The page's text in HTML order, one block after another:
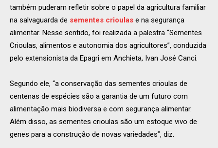
também puderam refletir sobre o papel da agricultura familiar
na salvaguarda de sementes crioulas e na segurança
alimentar. Nesse sentido, foi realizada a palestra “Sementes
Crioulas, alimentos e autonomia dos agricultores”, conduzida
pelo extensionista da Epagri em Anchieta, Ivan José Canci.
Segundo ele, “a conservação das sementes crioulas de
centenas de espécies são a garantia de um futuro com
alimentação mais biodiversa e com segurança alimentar.
Além disso, as sementes crioulas são um estoque vivo de
genes para a construção de novas variedades”, diz.